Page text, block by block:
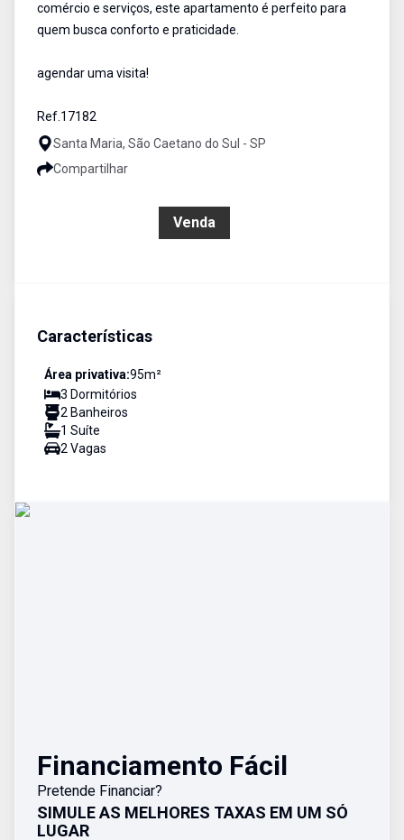
comércio e serviços, este apartamento é perfeito para
quem busca conforto e praticidade.
agendar uma visita!
Ref.17182
Santa Maria, São Caetano do Sul - SP
Compartilhar
Venda
Características
Área privativa:95m²
3 Dormitórios
2 Banheiros
1 Suíte
2 Vagas
Financiamento Fácil
Pretende Financiar?
SIMULE AS MELHORES TAXAS EM UM SÓ
LUGAR